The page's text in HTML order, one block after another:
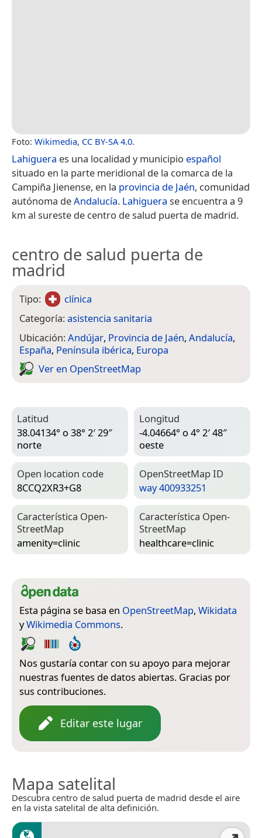
Foto: Wikimedia, CC BY-SA 4.0.
Lahiguera es una localidad y municipio español
situado en la parte meridional de la comarca de la
Campiña Jienense, en la provincia de Jaén, comunidad
autónoma deAndalucía. Lahiguera se encuentra a 9
km al sureste de centro de salud puerta de madrid.
centro de salud puerta de
madrid
Tipo:
clínica
Categoría:asistencia sanitaria
Ubicación:Andújar, Provincia de Jaén, Andalucía,
España, Península ibérica, Europa
Ver en Open­Street­Map
Latitud
38.04134° o 38° 2′ 29″
norte
Longitud
-4.04664° o 4° 2′ 48″
oeste
Open location code
8CCQ2XR3+G8
Open­Street­Map ID
way 400933251
Característica Open­
Street­Map
amenity=­clinic
Característica Open­
Street­Map
healthcare=­clinic
Esta página se basa en OpenStreetMap, Wikidata
yWikimedia Commons.
Nos gustaría contar con su apoyo para mejorar
nuestras fuentes de datos abiertas. Gracias por
sus contribuciones.
Editar este lugar
Mapa satelital
Descubra centro de salud puerta de madrid desde el aire
en la vista satelital de alta definición.